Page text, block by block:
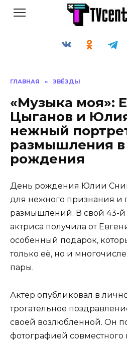
ГЛАВНАЯ » ЗВЁЗДЫ
«Музыка моя»:
Цыганов и
нежный
размышления в
рождения
День рождения Юлии
для нежного признания и
размышлений. В свой 43-
актриса получила от
особенный подарок,
только её, но и
пары.
Актер опубликовал в
трогательное
своей возлюбленной. Он
фотографией совместного